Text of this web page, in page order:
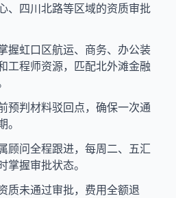
、四川北路等区域的资质审批
握虹口区航运、商务、办公装
工程师资源，匹配北外滩金融
预判材料驳回点，确保一次通
顾问全程跟进，每周二、五汇
掌握审批状态。
质未通过审批，费用全额退